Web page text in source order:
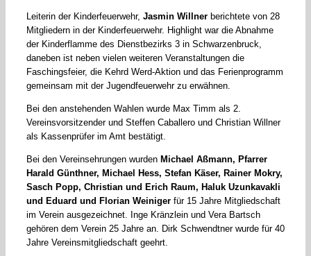
Leiterin der Kinderfeuerwehr, Jasmin Willnerberichtete von 28
Mitgliedern in der Kinderfeuerwehr. Highlight war die Abnahme
der Kinderflamme des Dienstbezirks 3 in Schwarzenbruck,
daneben ist neben vielen weiteren Veranstaltungen die
Faschingsfeier, die Kehrd Werd-Aktion und das Ferienprogramm
gemeinsam mit der Jugendfeuerwehr zu erwähnen.
Bei den anstehenden Wahlen wurde Max Timm als 2.
Vereinsvorsitzender und Steffen Caballero und Christian Willner
als Kassenprüfer im Amt bestätigt.
Bei den Vereinsehrungen wurden Michael Aßmann, Pfarrer
Harald Günthner, Michael Hess, Stefan Käser, Rainer Mokry,
Sasch Popp, Christian und Erich Raum, Haluk Uzunkavakli
und Eduard und Florian Weinigerfür 15 Jahre Mitgliedschaft
im Verein ausgezeichnet. Inge Kränzlein und Vera Bartsch
gehören dem Verein 25 Jahre an. Dirk Schwendtner wurde für 40
Jahre Vereinsmitgliedschaft geehrt.